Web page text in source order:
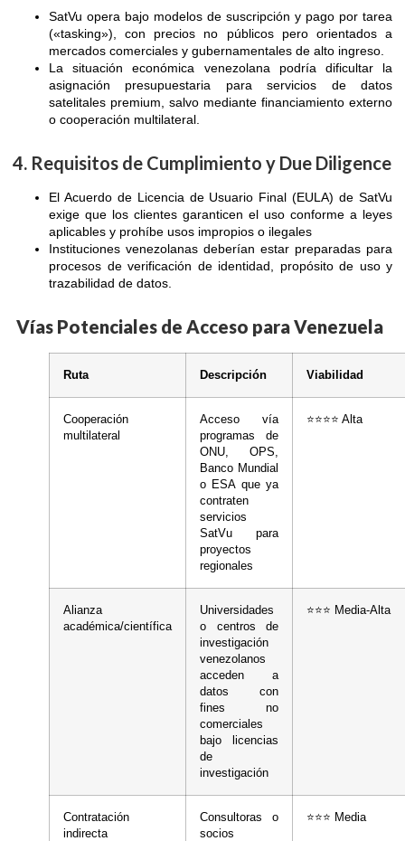
SatVu opera bajo modelos de suscripción y pago por tarea
(«tasking»), con precios no públicos pero orientados a
mercados comerciales y gubernamentales de alto ingreso.
La situación económica venezolana podría dificultar la
asignación presupuestaria para servicios de datos
satelitales premium, salvo mediante financiamiento externo
o cooperación multilateral.
4. Requisitos de Cumplimiento y Due Diligence
El Acuerdo de Licencia de Usuario Final (EULA) de SatVu
exige que los clientes garanticen el uso conforme a leyes
aplicables y prohíbe usos impropios o ilegales
Instituciones venezolanas deberían estar preparadas para
procesos de verificación de identidad, propósito de uso y
trazabilidad de datos.
Vías Potenciales de Acceso para Venezuela
Ruta Descripción Viabilidad
Cooperación
multilateral
Acceso vía
programas de
ONU, OPS,
Banco Mundial
o ESA que ya
contraten
servicios
SatVu para
proyectos
regionales
⭐⭐⭐⭐ Alta
Alianza
académica/científica
Universidades
o centros de
investigación
venezolanos
acceden a
datos con
fines no
comerciales
bajo licencias
de
investigación
⭐⭐⭐ Media-Alta
Contratación
indirecta
Consultoras o
socios
⭐⭐⭐ Media